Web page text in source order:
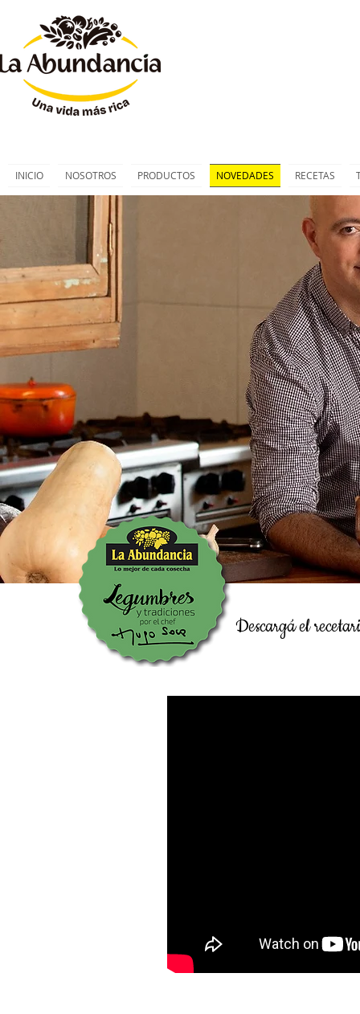
INICIO NOSOTROS PRODUCTOS NOVEDADES RECETAS
Descargá el